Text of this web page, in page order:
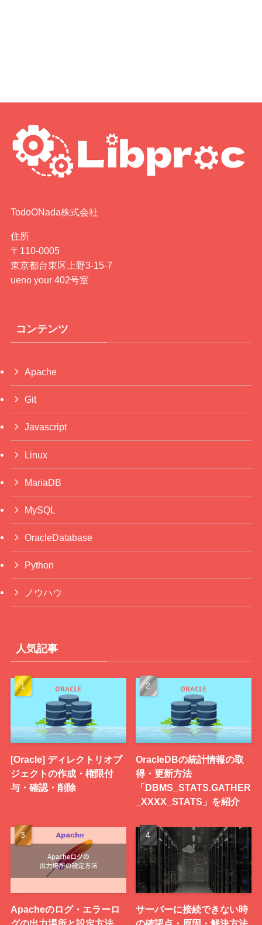
TodoONada株式会社
住所
〒110-0005
東京都台東区上野3-15-7
ueno your 402号室
コンテンツ
Apache
Git
Javascript
Linux
MariaDB
MySQL
OracleDatabase
Python
ノウハウ
人気記事
[Oracle] ディレクトリオブ
ジェクトの作成・権限付
与・確認・削除
OracleDBの統計情報の取
得・更新方法
「DBMS_STATS.GATHER
_XXXX_STATS」を紹介
Apacheのログ・エラーロ
サーバーに接続できない時